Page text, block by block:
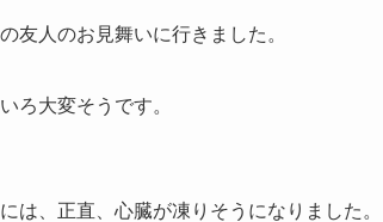
友人のお見舞いに行きました。
ろ大変そうです。
は、正直、心臓が凍りそうになりました。